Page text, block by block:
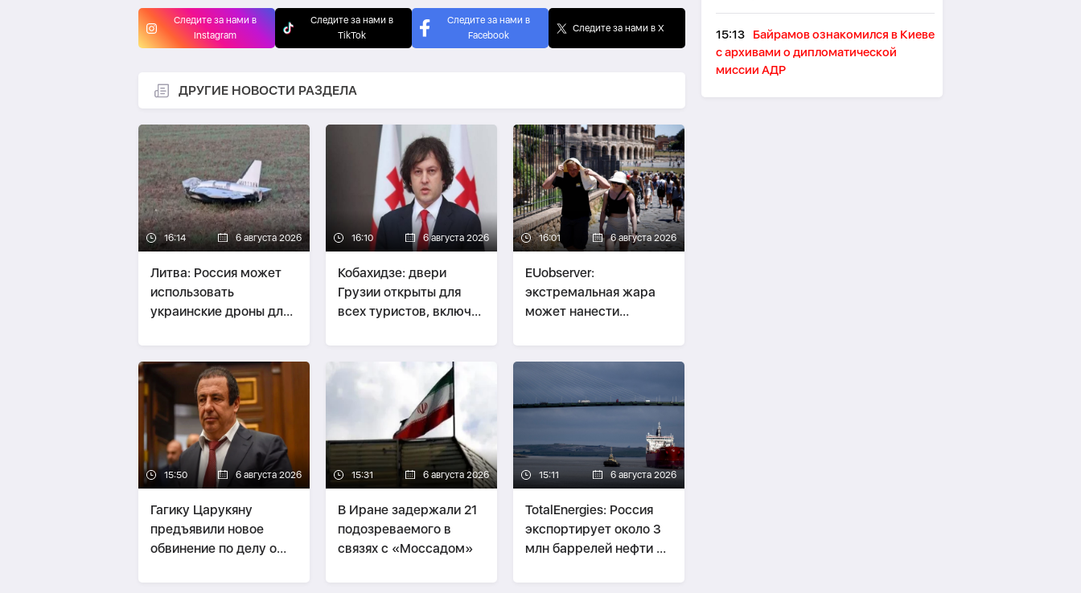
Следите за нами в
Instagram
Следите за нами в
TikTok
Следите за нами в
Facebook
Следите за нами в X
ДРУГИЕ НОВОСТИ РАЗДЕЛА
16:14 6 августа 2026
Литва: Россия может
использовать
украинские дроны для
Балтии
16:10 6 августа 2026
Кобахидзе: двери
Грузии открыты для
всех туристов, включая
16:01 6 августа 2026
EUobserver:
экстремальная жара
может нанести
ущерб в €800 млрд
15:50 6 августа 2026
Гагику Царукяну
предъявили новое
обвинение по делу о
млн
15:31 6 августа 2026
В Иране задержали 21
подозреваемого в
связях с «Моссадом»
15:11 6 августа 2026
TotalEnergies: Россия
экспортирует около 3
млн баррелей нефти в
флот
15:13
Байрамов ознакомился в Киеве
с архивами о дипломатической
миссии АДР